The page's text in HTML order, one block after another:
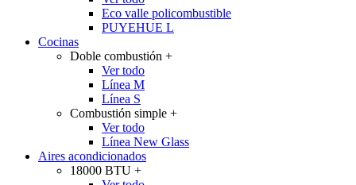
Eco valle policombustible
PUYEHUE L
Cocinas
Doble combustión +
Ver todo
Línea M
Línea S
Combustión simple +
Ver todo
Línea New Glass
Aires acondicionados
18000 BTU +